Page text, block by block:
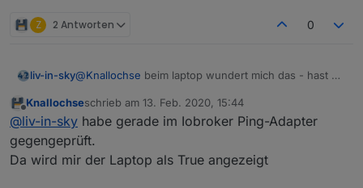
Z 2 Antworten 0
liv-in-sky@Knallochse beim laptop wundert mich das - hast du
anderen scanner , der einen ping verhindern kann ?
Offline
Knallochseschrieb am 13. Feb. 2020, 15:44
zuletzt editiert von
@liv-in-sky habe gerade im Iobroker Ping-Adapter
gegengeprüft.
Da wird mir der Laptop als True angezeigt